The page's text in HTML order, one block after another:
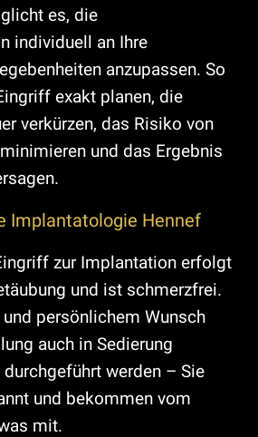
es, die
individuell an Ihre
anzupassen. So
exakt planen, die
verkürzen, das Risiko von
und das Ergebnis
Implantatologie Hennef
zur Implantation erfolgt
und ist schmerzfrei.
persönlichem Wunsch
auch in Sedierung
werden – Sie
und bekommen vom
mit.